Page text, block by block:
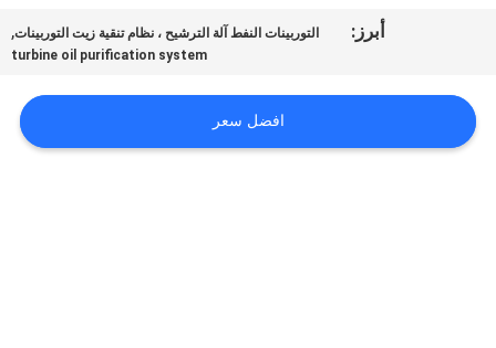
اطلب
أبرز: التوربينات النفط آلة الترشيح ، نظام تنقية زيت التوربينات,
turbine oil purification system
افضل سعر